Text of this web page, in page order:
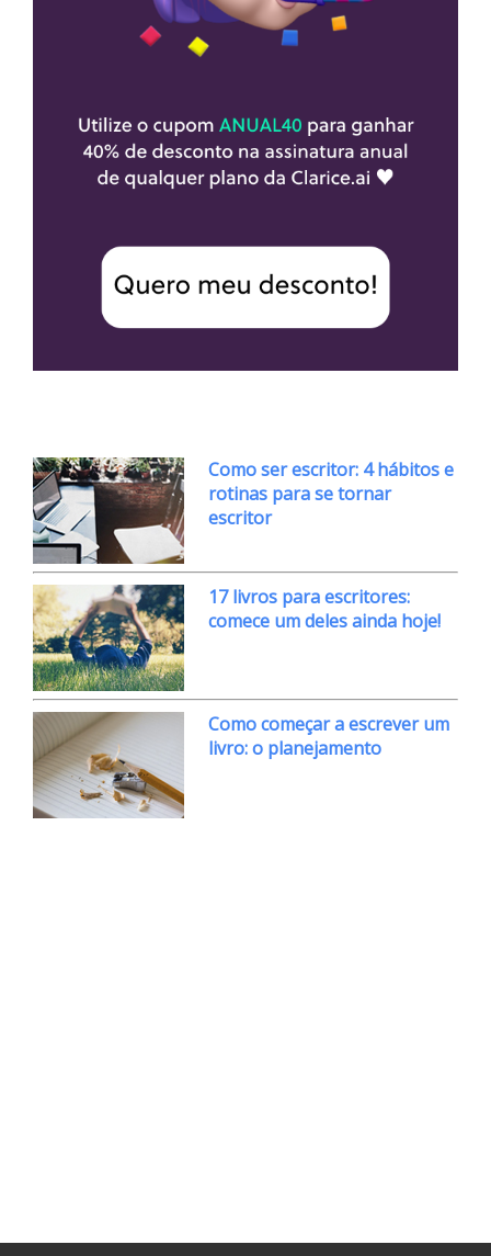
Como ser escritor: 4 hábitos e
rotinas para se tornar
escritor
17 livros para escritores:
comece um deles ainda hoje!
Como começar a escrever um
livro: o planejamento